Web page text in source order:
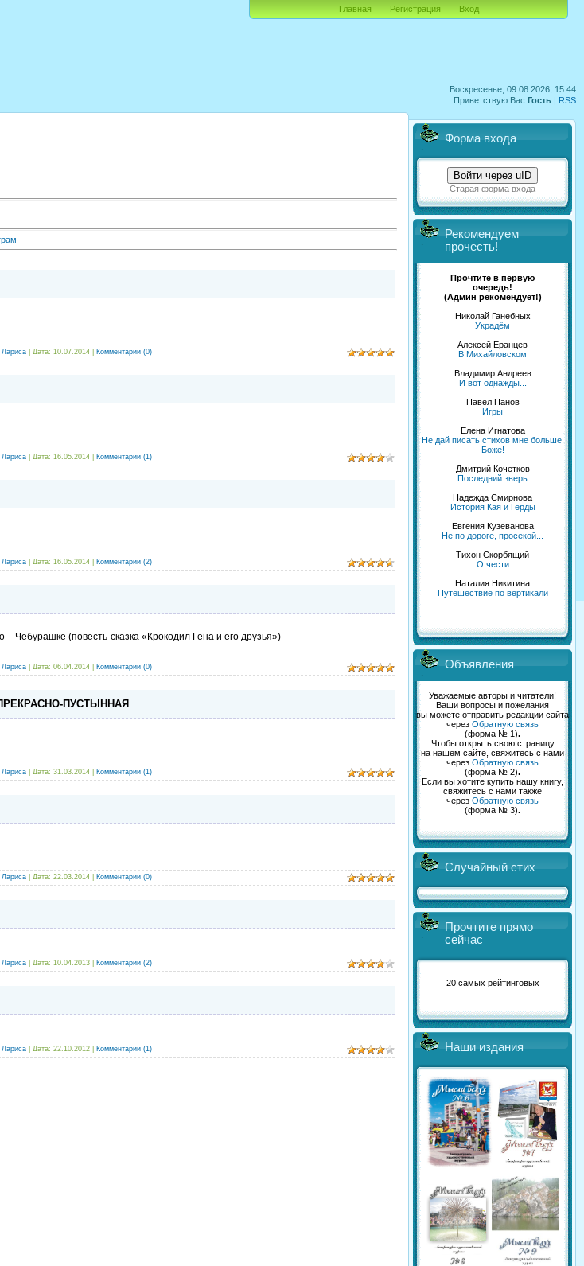
Воскресенье, 09.08.2026, 15:44
Приветствую Вас Гость | RSS
Главная Регистрация Вход
Лариса | Дата: 10.07.2014 Комментарии (0)
Лариса | Дата: 16.05.2014 Комментарии (1)
Лариса | Дата: 16.05.2014 Комментарии (2)
Чебурашке (повесть-сказка «Крокодил Гена и его друзья»)
Лариса | Дата: 06.04.2014 Комментарии (0)
ПУСТЫННАЯ
Лариса | Дата: 31.03.2014 Комментарии (1)
Лариса | Дата: 22.03.2014 Комментарии (0)
Лариса | Дата: 10.04.2013 Комментарии (2)
Лариса | Дата: 22.10.2012 Комментарии (1)
Форма входа
Войти через uID
Старая форма входа
Рекомендуем
прочесть!
Прочтите в первую
очередь!
(Админ рекомендует!)
Николай Ганебных
Украдём
Алексей Еранцев
В Михайловском
Владимир Андреев
И вот однажды...
Павел Панов
Игры
Елена Игнатова
Не дай писать стихов мне больше,
Боже!
Дмитрий Кочетков
Последний зверь
Надежда Смирнова
История Кая и Герды
Евгения Кузеванова
Не по дороге, просекой...
Тихон Скорбящий
О чести
Наталия Никитина
Путешествие по вертикали
Объявления
Уважаемые авторы и читатели!
Ваши вопросы и пожелания
вы можете отправить редакции сайта
через Обратную связь
(форма № 1).
Чтобы открыть свою страницу
на нашем сайте, свяжитесь с нами
через Обратную связь
(форма № 2).
Если вы хотите купить нашу книгу,
свяжитесь с нами также
через Обратную связь
(форма № 3).
Случайный стих
Прочтите прямо
сейчас
20 самых рейтинговых
Наши издания